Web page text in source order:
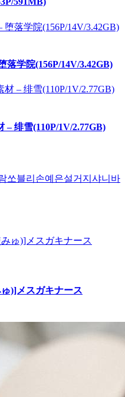
落学院(156P/14V/3.42GB)
– 绯雪(110P/1V/2.77GB)
쏘블리 손예은설거지 샤니 바
)]メスガキナース